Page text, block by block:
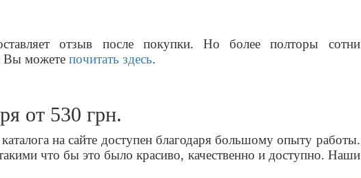
отзыв после покупки. Но более полторы сотни
Вы можете почитать здесь.
от 530 грн.
на сайте доступен благодаря большому опыту работы.
что бы это было красиво, качественно и доступно. Наши